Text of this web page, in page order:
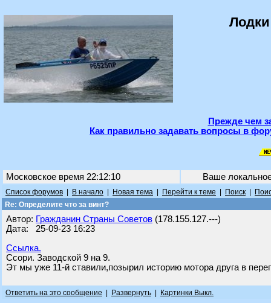
Прежде чем
Как правильно задавать вопросы в
Московское время 22:12:10 Ваше
Список форумов В начало Новая тема Перейти к теме Поиск
Re: Определите что за винт?
Автор: Гражданин Страны Советов (178.155.127.---)
Дата: 25-09-23 16:23
Ссылка.
Ссори. Заводской 9 на 9.
Эт мы уже 11-й ставили,позырил историю мотора друга в
Ответить на это сообщение Развернуть Картинки Выкл.